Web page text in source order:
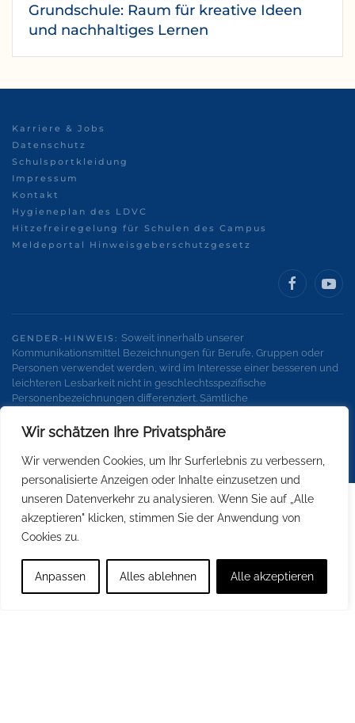
Wir schätzen Ihre Privatsphäre
Wir verwenden Cookies, um Ihr Surferlebnis zu verbessern,
personalisierte Anzeigen oder Inhalte einzusetzen und
unseren Datenverkehr zu analysieren. Wenn Sie auf „Alle
akzeptieren" klicken, stimmen Sie der Anwendung von
Cookies zu.
Anpassen Alles ablehnen Alle akzeptieren
Grundschule: Raum für kreative Ideen
und nachhaltiges Lernen
Karriere & Jobs
Datenschutz
Schulsportkleidung
Impressum
Kontakt
Hygieneplan des LDVC
Hitzefreiregelung für Schulen des Campus
Meldeportal Hinweisgeberschutzgesetz
GENDER-HINWEIS: Soweit innerhalb unserer
Kommunikationsmittel Bezeichnungen für Berufe, Gruppen oder
Personen verwendet werden, wird im Interesse einer besseren und
leichteren Lesbarkeit nicht in geschlechtsspezifische
Personenbezeichnungen differenziert. Sämtliche
Geschlechter.